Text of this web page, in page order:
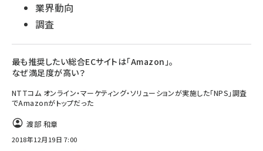
業界動向
調査
最も推奨したい総合ECサイトは「Amazon」。
なぜ満足度が高い？
NTTコム オンライン・マーケティング・ソリューションが実施した「NPS」調査
でAmazonがトップだった
渡部 和章
2018年12月19日 7:00